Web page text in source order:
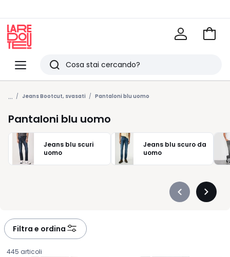
Menu
Redoute
Ricerca
Ultimi
articoli
visti
Vai
... Jeans Bootcut, svasati Pantaloni blu uomo
Pantaloni blu uomo
Jeans blu scuri
uomo
Jeans blu scuro da
uomo
Précédent
Filtra e ordina
445 articoli